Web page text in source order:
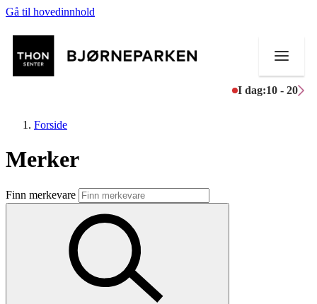
Gå til hovedinnhold
I dag:10 - 20
Butikker
Mat og drikke
Aktiviteter
Forside
Merker
Finn merkevare